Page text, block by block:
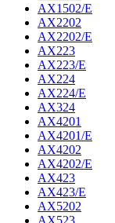
AX1502/E
AX2202
AX2202/E
AX223
AX223/E
AX224
AX224/E
AX324
AX4201
AX4201/E
AX4202
AX4202/E
AX423
AX423/E
AX5202